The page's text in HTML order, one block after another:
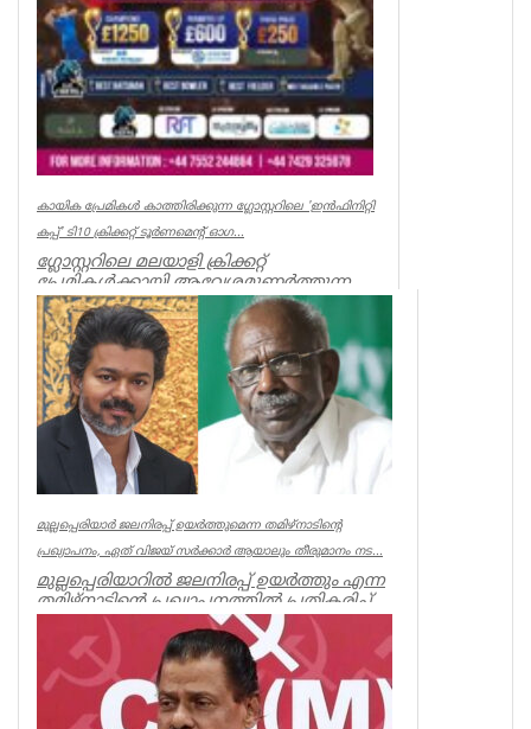
കായിക പ്രേമികള്‍ കാത്തിരിക്കുന്ന ഗ്ലോസ്റ്ററിലെ 'ഇന്‍ഫിനിറ്റി
കപ്പ്' ടി10 ക്രിക്കറ്റ് ടൂര്‍ണമെന്റ് ഓഗ...
ഗ്ലോസ്റ്ററിലെ മലയാളി ക്രിക്കറ്റ്
പ്രേമികള്‍ക്കായി ആവേശമുണര്‍ത്തുന്ന
'ഇന്‍ഫിനിറ്റി കപ്പ് - സീസണ്‍ 3'...
Associations
മുല്ലപ്പെരിയാർ ജലനിരപ്പ് ഉയർത്തുമെന്ന തമിഴ്നാടിന്റെ
പ്രഖ്യാപനം, ഏത് വിജയ് സർക്കാർ ആയാലും തീരുമാനം നട...
മുല്ലപ്പെരിയാറിൽ ജലനിരപ്പ് ഉയർത്തും എന്ന
തമിഴ്നാടിന്റെ പ്രഖ്യാപനത്തിൽ പ്രതികരിച്ച്
മുൻമന്ത്രി എം എം...
Kerala